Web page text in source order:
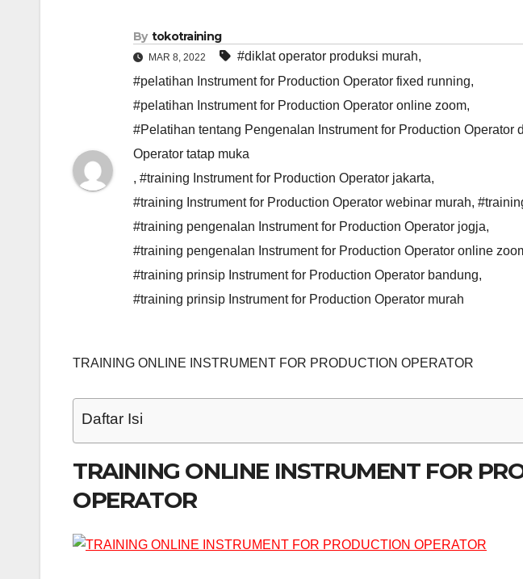
By tokotraining
MAR 8, 2022 #diklat operator produksi murah,
#pelatihan Instrument for Production Operator fixed running,
#pelatihan Instrument for Production Operator online zoom,
#Pelatihan tentang Pengenalan Instrument for Production Operator
Operator tatap muka
, #training Instrument for Production Operator jakarta,
#training Instrument for Production Operator webinar murah,
#training pengenalan Instrument for Production Operator jogja,
#training pengenalan Instrument for Production Operator online
#training prinsip Instrument for Production Operator bandung,
#training prinsip Instrument for Production Operator murah
TRAINING ONLINE INSTRUMENT FOR PRODUCTION OPERATOR
Daftar Isi
TRAINING ONLINE INSTRUMENT FOR
OPERATOR